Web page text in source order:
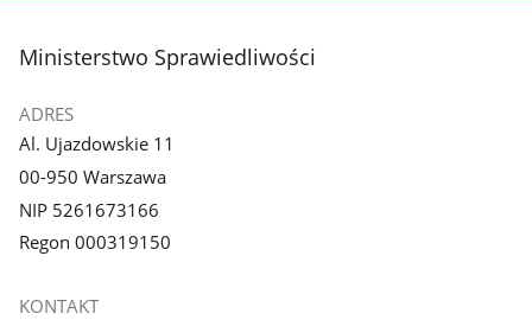
stopka
Ministerstwo Sprawiedliwości
ADRES
Al. Ujazdowskie 11
00-950 Warszawa
NIP 5261673166
Regon 000319150
KONTAKT